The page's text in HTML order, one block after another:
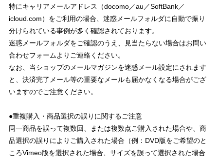
特にキャリアメールアドレス（docomo／au／SoftBank／
icloud.com）をご利用の場合、迷惑メールフォルダに自動で振り
分けられている事例が多く確認されております。
迷惑メールフォルダをご確認のうえ、見当たらない場合はお問い
合わせフォームよりご連絡ください。
なお、当ショップのメールマガジンを迷惑メール設定にされます
と、決済完了メール等の重要なメールも届かなくなる場合がござ
いますのでご注意ください。
●重複購入・商品選択の誤りに関するご注意
同一商品を誤って複数回、または複数点ご購入された場合や、商
品選択の誤りによりご購入された場合（例：DVD版をご希望のと
ころVimeo版を選択された場合、サイズを誤って選択された場合